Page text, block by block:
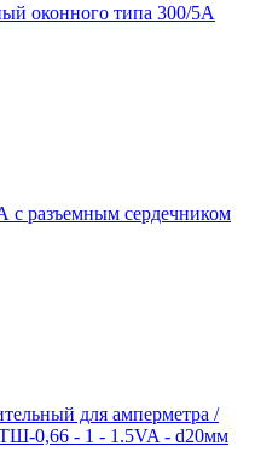
оконного типа 300/5A
с разъемным сердечником
для амперметра /
ТШ-0,66 - 1 - 1.5VA - d20мм